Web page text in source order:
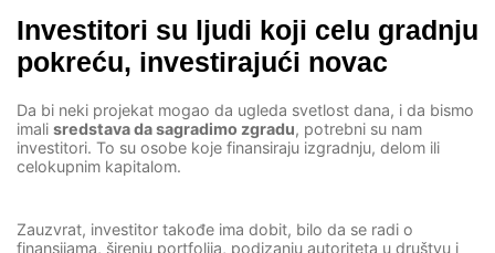
Investitori su ljudi koji celu gradnju
pokreću, investirajući novac
Da bi neki projekat mogao da ugleda svetlost dana, i da bismo
imali sredstava da sagradimo zgradu, potrebni su nam
investitori. To su osobe koje finansiraju izgradnju, delom ili
celokupnim kapitalom.
Zauzvrat, investitor takođe ima dobit, bilo da se radi o
finansijama, širenju portfolija, podizanju autoriteta u društvu i